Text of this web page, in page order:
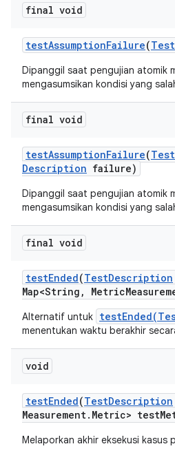
final void
testAssumptionFailure(Test
Dipanggil saat pengujian atomik
mengasumsikan kondisi yang
final void
testAssumptionFailure(Test
Description failure)
Dipanggil saat pengujian atomik
mengasumsikan kondisi yang
final void
testEnded(TestDescription
Map<String , Metric
Alternatif untuk
menentukan waktu berakhir
void
testEnded(TestDescription
Measurement. Metric> test
Melaporkan akhir eksekusi kasus